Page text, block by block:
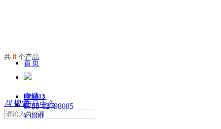
首页
产品中心
电话：
0755-82798085
끠 搜索
共 8 个产品
FP8013
¥ 0.00